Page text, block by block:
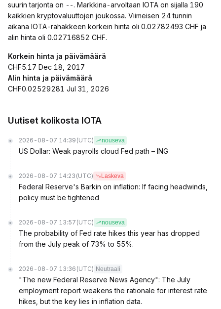
suurin tarjonta on --. Markkina-arvoltaan IOTA on sijalla 190
kaikkien kryptovaluuttojen joukossa. Viimeisen 24 tunnin
aikana IOTA-rahakkeen korkein hinta oli 0.02782493 CHF ja
alin hinta oli 0.02716852 CHF.
Korkein hinta ja päivämäärä
CHF5.17 Dec 18, 2017
Alin hinta ja päivämäärä
CHF0.02529281 Jul 31, 2026
Uutiset kolikosta IOTA
2026-08-07 14:39 (UTC) nouseva
US Dollar: Weak payrolls cloud Fed path – ING
2026-08-07 14:23 (UTC) Laskeva
Federal Reserve's Barkin on inflation: If facing headwinds,
policy must be tightened
2026-08-07 13:57 (UTC) nouseva
The probability of Fed rate hikes this year has dropped
from the July peak of 73% to 55%.
2026-08-07 13:36 (UTC) Neutraali
"The new Federal Reserve News Agency": The July
employment report weakens the rationale for interest rate
hikes, but the key lies in inflation data.